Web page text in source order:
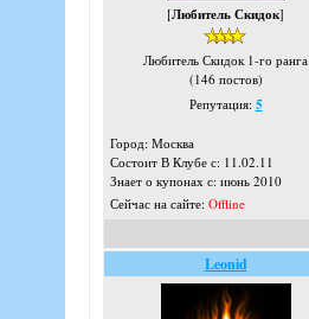
[Любитель Скидок]
Любитель Скидок 1-го ранга
(146 постов)
Репутация: 5
Город: Москва
Состоит В Клубе с: 11.02.11
Знает о купонах с: июнь 2010
Сейчас на сайте: Offline
Leonid